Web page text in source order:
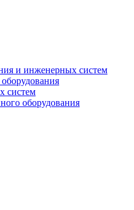
и инженерных систем
систем
оборудования